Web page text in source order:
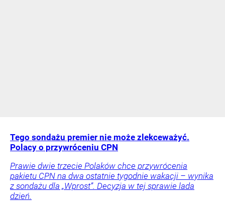
Tego sondażu premier nie może zlekceważyć.
Polacy o przywróceniu CPN
Prawie dwie trzecie Polaków chce przywrócenia
pakietu CPN na dwa ostatnie tygodnie wakacji – wynika
z sondażu dla „Wprost”. Decyzja w tej sprawie lada
dzień.